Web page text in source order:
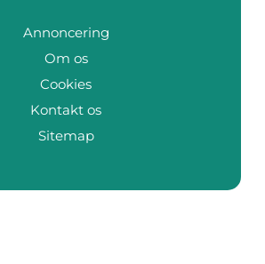
Annoncering
Om os
Cookies
Kontakt os
Sitemap